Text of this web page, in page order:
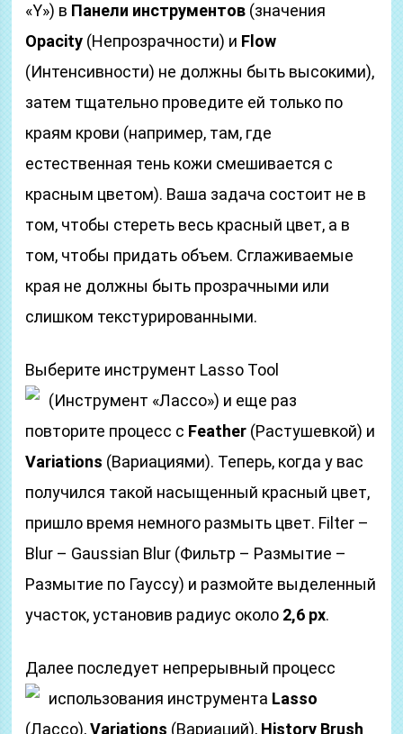
«Y») в Панели инструментов (значения
Opacity (Непрозрачности) и Flow
(Интенсивности) не должны быть высокими),
затем тщательно проведите ей только по
краям крови (например, там, где
естественная тень кожи смешивается с
красным цветом). Ваша задача состоит не в
том, чтобы стереть весь красный цвет, а в
том, чтобы придать объем. Сглаживаемые
края не должны быть прозрачными или
слишком текстурированными.
Выберите инструмент Lasso Tool
(Инструмент «Лассо») и еще раз
повторите процесс с Feather (Растушевкой) и
Variations (Вариациями). Теперь, когда у вас
получился такой насыщенный красный цвет,
пришло время немного размыть цвет. Filter –
Blur – Gaussian Blur (Фильтр – Размытие –
Размытие по Гауссу) и размойте выделенный
участок, установив радиус около 2,6 px.
Далее последует непрерывный процесс
использования инструмента Lasso
(Лассо),Variations (Вариаций), History Brush